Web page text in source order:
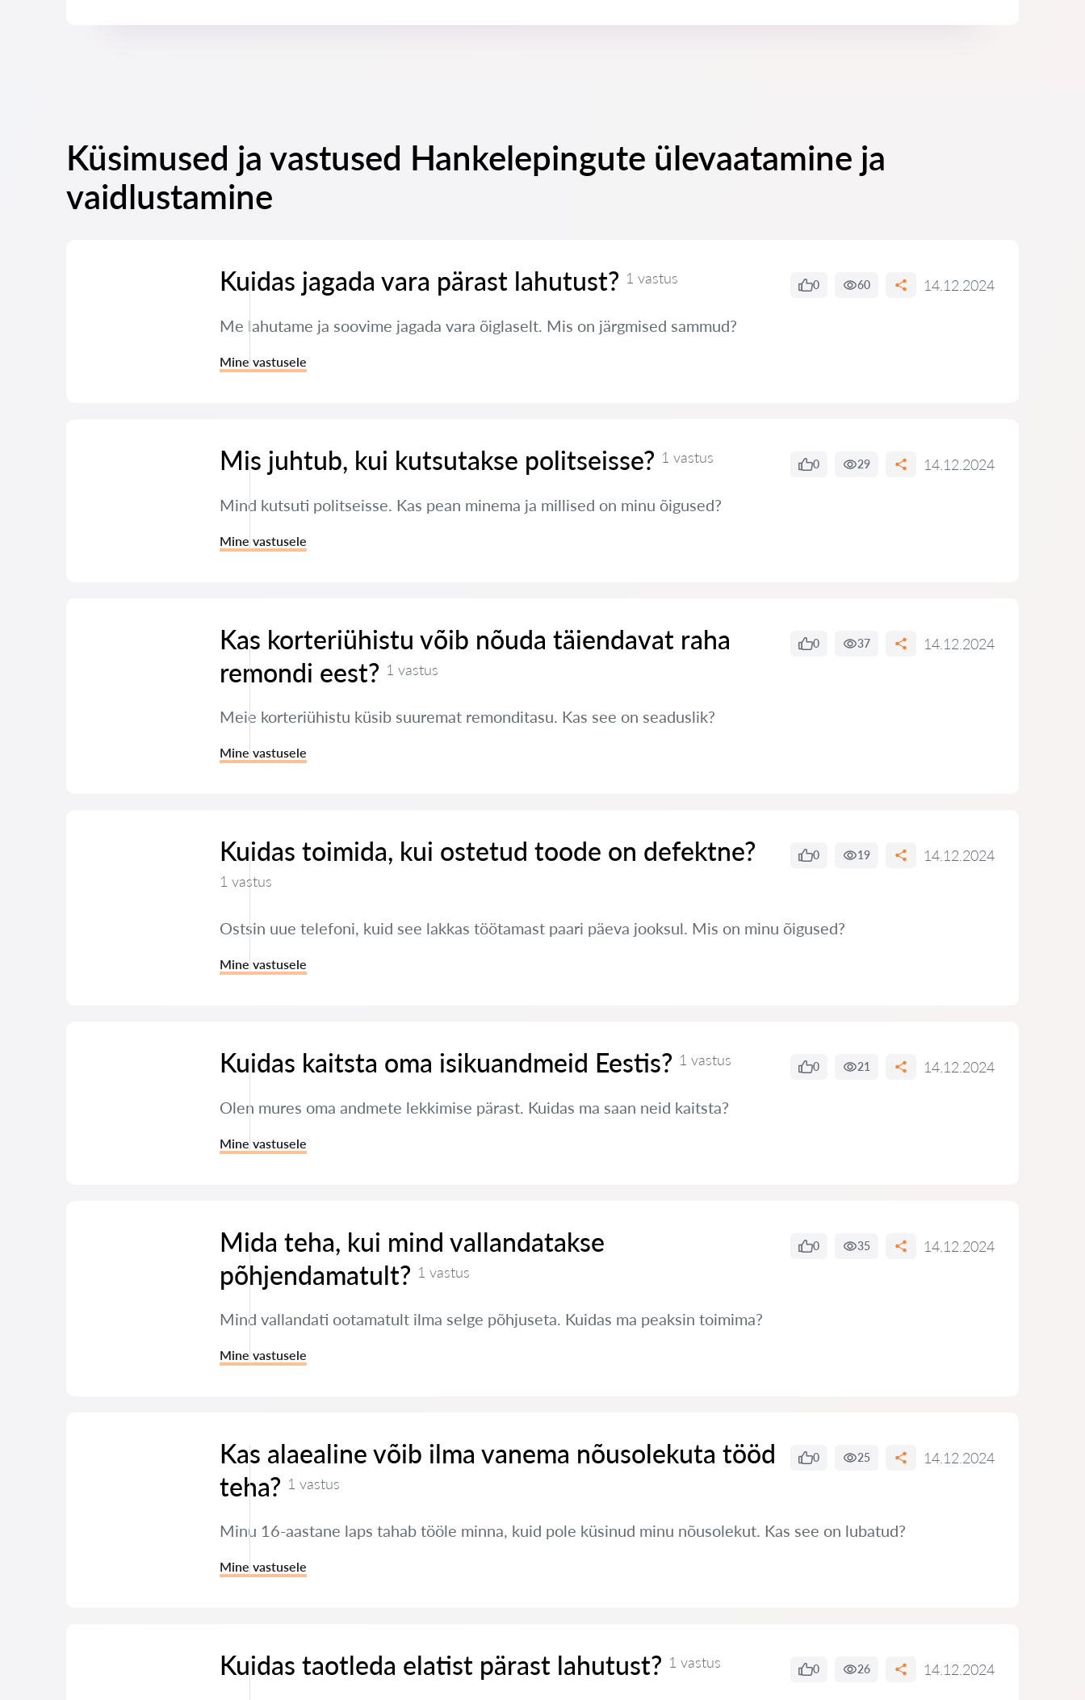
Küsimused ja vastused Hankelepingute ülevaatamine ja
vaidlustamine
Kuidas jagada vara pärast lahutust? 1 vastus 0 60 14.12.2024
Me lahutame ja soovime jagada vara õiglaselt. Mis on järgmised sammud?
Mine vastusele
Mis juhtub, kui kutsutakse politseisse? 1 vastus 0 29 14.12.2024
Mind kutsuti politseisse. Kas pean minema ja millised on minu õigused?
Mine vastusele
Kas korteriühistu võib nõuda täiendavat raha
remondi eest? 1 vastus
0 37 14.12.2024
Meie korteriühistu küsib suuremat remonditasu. Kas see on seaduslik?
Mine vastusele
Kuidas toimida, kui ostetud toode on defektne?
1 vastus
0 19 14.12.2024
Ostsin uue telefoni, kuid see lakkas töötamast paari päeva jooksul. Mis on minu õigused?
Mine vastusele
Kuidas kaitsta oma isikuandmeid Eestis? 1 vastus 0 21 14.12.2024
Olen mures oma andmete lekkimise pärast. Kuidas ma saan neid kaitsta?
Mine vastusele
Mida teha, kui mind vallandatakse
põhjendamatult? 1 vastus
0 35 14.12.2024
Mind vallandati ootamatult ilma selge põhjuseta. Kuidas ma peaksin toimima?
Mine vastusele
Kas alaealine võib ilma vanema nõusolekuta tööd
teha? 1 vastus
0 25 14.12.2024
Minu 16-aastane laps tahab tööle minna, kuid pole küsinud minu nõusolekut. Kas see on lubatud?
Mine vastusele
Kuidas taotleda elatist pärast lahutust? 1 vastus 0 26 14.12.2024